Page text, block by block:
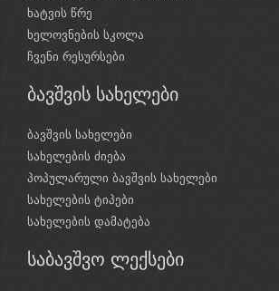
ხატვის წრე
ხელოვნების სკოლა
ჩვენი რესურსები
ბავშვის სახელები
ბავშვის სახელები
სახელების ძიება
პოპულარული ბავშვის სახელები
სახელების ტიპები
სახელების დამატება
საბავშვო ლექსები